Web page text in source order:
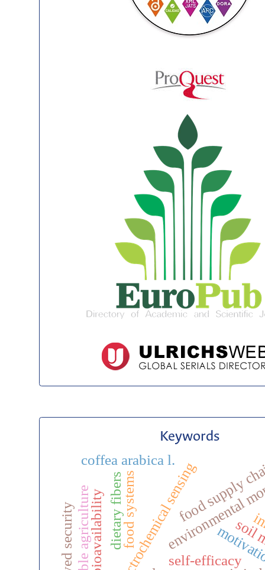
Keywords
electrochemical sensingenvironmental
soil
food supply
food systems
self-efficacy
dietary fibers
coffea arabica l.